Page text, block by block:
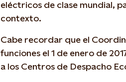
eléctricos de clase mundial,
contexto.
Cabe recordar que el
funciones el 1 de enero de
a los Centros de Despacho